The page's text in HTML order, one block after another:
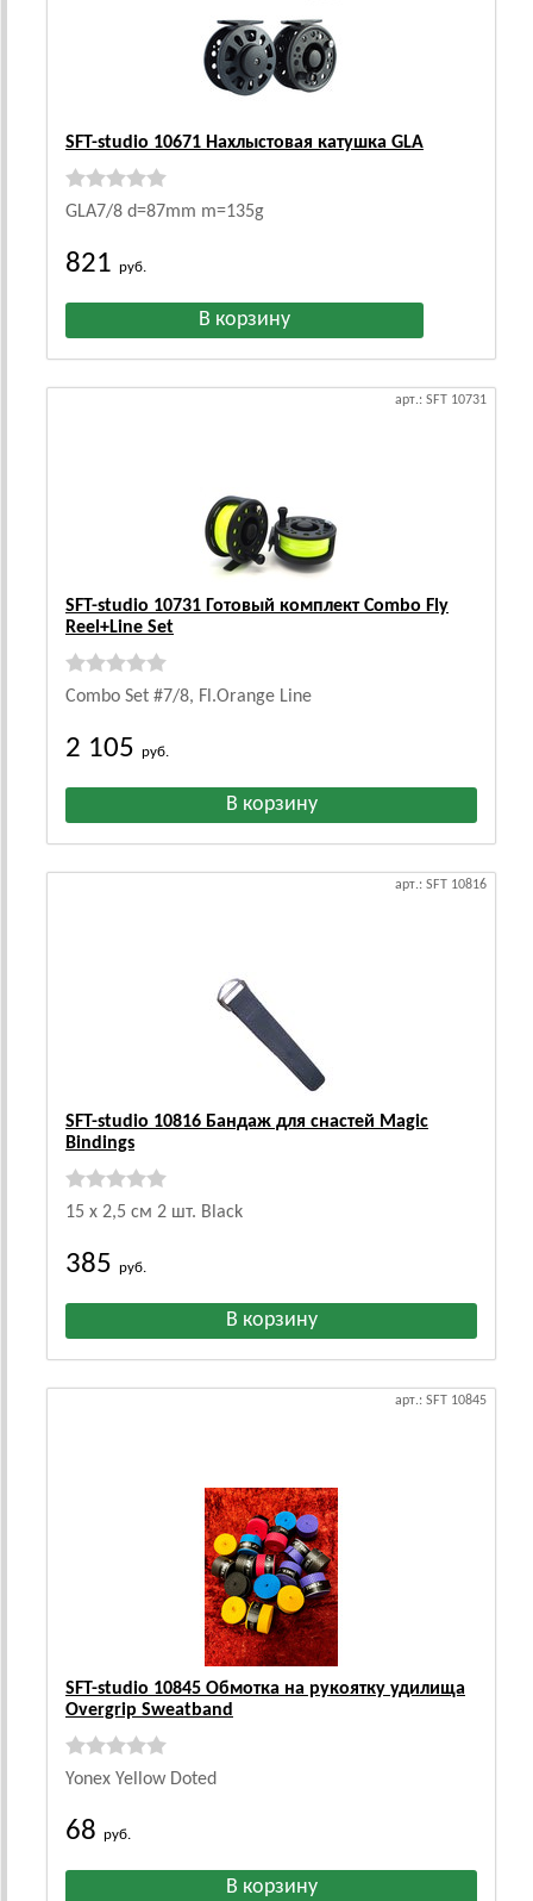
SFT-studio 10671 Нахлыстовая катушка GLA
GLA7/8 d=87mm m=135g
821 руб.
арт.: SFT 10731
SFT-studio 10731 Готовый комплект Combo Fly
Reel+Line Set
Combo Set #7/8, Fl.Orange Line
2 105 руб.
арт.: SFT 10816
SFT-studio 10816 Бандаж для снастей Magic
Bindings
15 х 2,5 см 2 шт. Black
385 руб.
арт.: SFT 10845
SFT-studio 10845 Обмотка на рукоятку удилища
Overgrip Sweatband
Yonex Yellow Doted
68 руб.